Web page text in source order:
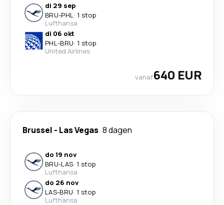
di 29 sep
BRU-PHL· 1 stop
Lufthansa
di 06 okt
PHL-BRU· 1 stop
United Airlines
vanaf640 EUR
Brussel - Las Vegas 8 dagen
do 19 nov
BRU-LAS· 1 stop
Lufthansa
do 26 nov
LAS-BRU· 1 stop
Lufthansa